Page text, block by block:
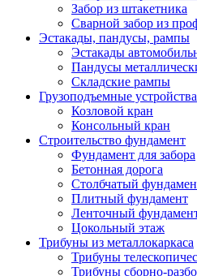
Забор из штакетника
Сварной забор из
Эстакады, пандусы, рампы
Эстакады
Пандусы
Складские рампы
Грузоподъемные устройства
Козловой кран
Консольный кран
Строительство фундамент
Фундамент для забора
Бетонная дорога
Столбчатый
Плитный фундамент
Ленточный
Цокольный этаж
Трибуны из металлокаркаса
Трибуны
Трибуны сборно-